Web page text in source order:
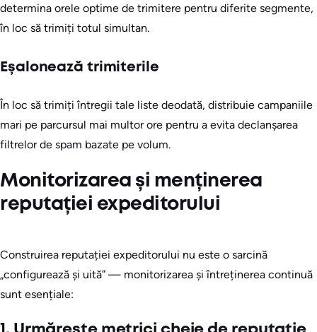
determina orele optime de trimitere pentru diferite segmente,
în loc să trimiți totul simultan.
Eșalonează trimiterile
În loc să trimiți întregii tale liste deodată, distribuie campaniile
mari pe parcursul mai multor ore pentru a evita declanșarea
filtrelor de spam bazate pe volum.
Monitorizarea și menținerea
reputației expeditorului
Construirea reputației expeditorului nu este o sarcină
„configurează și uită” — monitorizarea și întreținerea continuă
sunt esențiale: